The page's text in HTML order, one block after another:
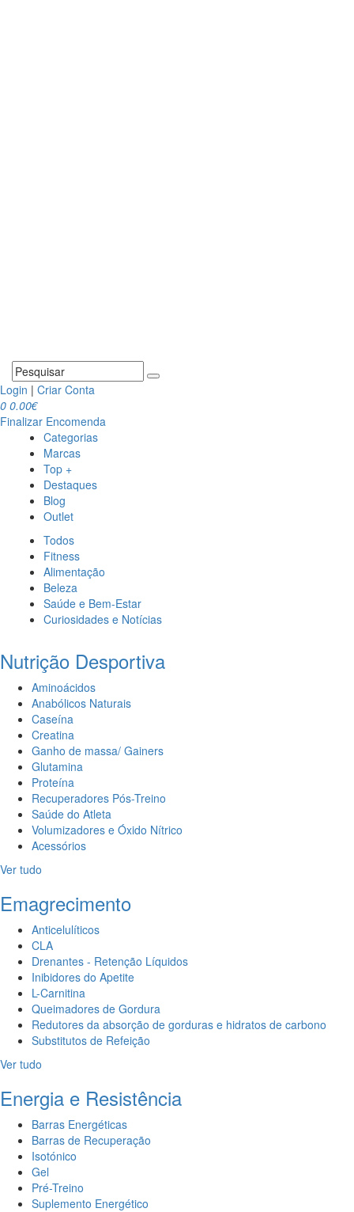
Login | Criar Conta
0 0.00€
Finalizar Encomenda
Categorias
Marcas
Top +
Destaques
Blog
Outlet
Todos
Fitness
Alimentação
Beleza
Saúde e Bem-Estar
Curiosidades e Notícias
Nutrição Desportiva
Aminoácidos
Anabólicos Naturais
Caseína
Creatina
Ganho de massa/ Gainers
Glutamina
Proteína
Recuperadores Pós-Treino
Saúde do Atleta
Volumizadores e Óxido Nítrico
Acessórios
Ver tudo
Emagrecimento
Anticelulíticos
CLA
Drenantes - Retenção Líquidos
Inibidores do Apetite
L-Carnitina
Queimadores de Gordura
Redutores da absorção de gorduras e hidratos de carbono
Substitutos de Refeição
Ver tudo
Energia e Resistência
Barras Energéticas
Barras de Recuperação
Isotónico
Gel
Pré-Treino
Suplemento Energético